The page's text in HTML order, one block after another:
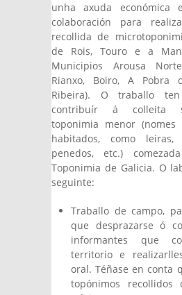
unha axuda económica
colaboración para
recollida de
de Rois, Touro e a
Municipios Arousa
Rianxo, Boiro, A Pobra
Ribeira). O traballo
contribuír á colleita
toponimia menor
habitados, como leiras,
penedos, etc.)
Toponimia de Galicia. O
seguinte:
Traballo de campo,
que desprazarse ó
informantes que
territorio e
oral. Téñase en conta
topónimos recollidos